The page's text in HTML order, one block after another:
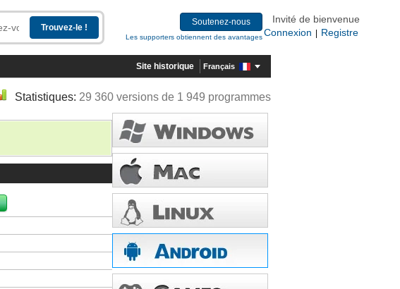
Soutenez-nous
Les supporters obtiennent des avantages
Invité de bienvenue
Connexion
Registre
Site historique Français
Statistiques: 29 360 versions de 1 949 programmes